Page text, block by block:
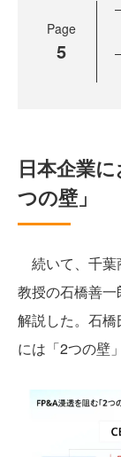
Page
5
日本企業
つの壁」
続いて、千葉
教授の石橋善
解説した。石
には「2つの壁